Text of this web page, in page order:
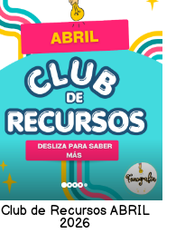
Club de Recursos ABRIL
2026